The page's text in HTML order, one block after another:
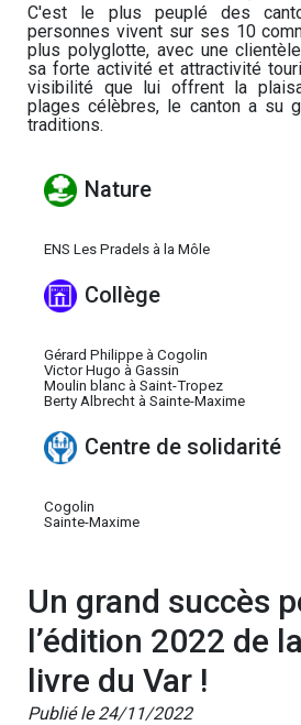
C'est le plus peuplé des
personnes vivent sur ses 10
plus polyglotte, avec une
sa forte activité et attractivité
visibilité que lui offrent la
plages célèbres, le canton a su
traditions.
Nature
ENS Les Pradels à la Môle
Collège
Gérard Philippe à Cogolin
Victor Hugo à Gassin
Moulin blanc à Saint-Tropez
Berty Albrecht à Sainte-Maxime
Centre de solidarité
Cogolin
Sainte-Maxime
Un grand succès
l’édition 2022 de
livre du Var !
Publié le 24/11/2022